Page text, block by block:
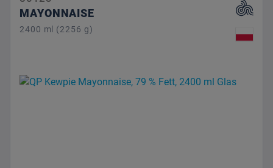
MAYONNAISE
2400 ml (2256 g)